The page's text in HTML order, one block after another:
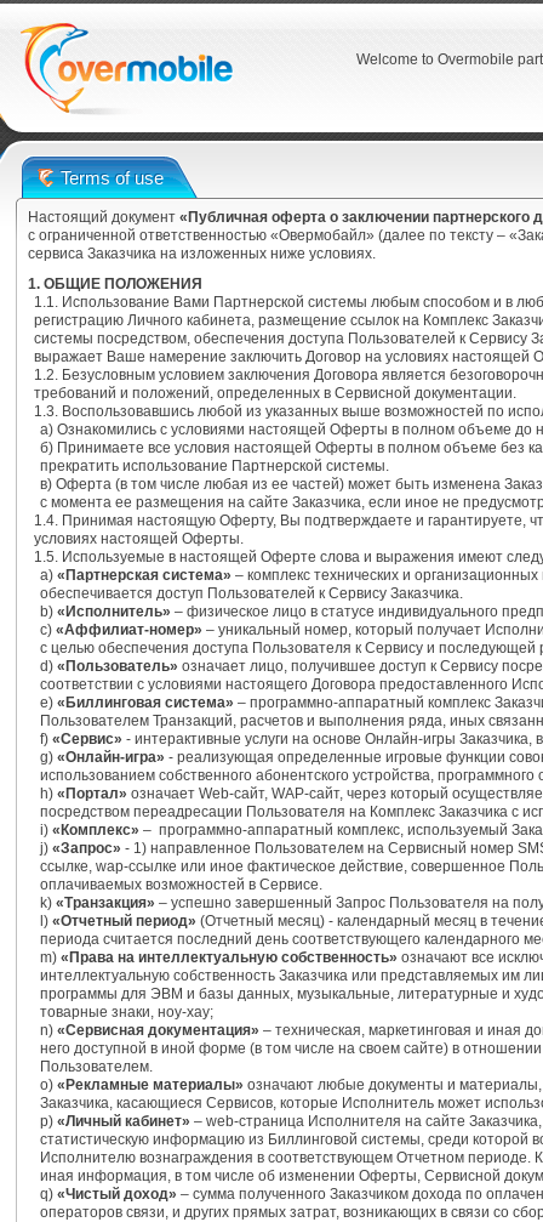
Welcome to Overmobile
Terms of use
Настоящий документ «Публичная оферта о заключении партнерского
с ограниченной ответственностью «Овермобайл» (далее по тексту –
сервиса Заказчика на изложенных ниже условиях.
1. ОБЩИЕ ПОЛОЖЕНИЯ
1.1. Использование Вами Партнерской системы любым способом и в
регистрацию Личного кабинета, размещение ссылок на Комплекс
системы посредством, обеспечения доступа Пользователей к Сервису
выражает Ваше намерение заключить Договор на условиях настоящей
1.2. Безусловным условием заключения Договора является
требований и положений, определенных в Сервисной документации.
1.3. Воспользовавшись любой из указанных выше возможностей по
а) Ознакомились с условиями настоящей Оферты в полном объеме до
б) Принимаете все условия настоящей Оферты в полном объеме без
прекратить использование Партнерской системы.
в) Оферта (в том числе любая из ее частей) может быть изменена
с момента ее размещения на сайте Заказчика, если иное не
1.4. Принимая настоящую Оферту, Вы подтверждаете и гарантируете,
условиях настоящей Оферты.
1.5. Используемые в настоящей Оферте слова и выражения имеют
а) «Партнерская система» – комплекс технических и
обеспечивается доступ Пользователей к Сервису Заказчика.
b) «Исполнитель» – физическое лицо в статусе индивидуального
c) «Аффилиат-номер» – уникальный номер, который получает
с целью обеспечения доступа Пользователя к Сервису и
d) «Пользователь» означает лицо, получившее доступ к Сервису
соответствии с условиями настоящего Договора предоставленного
e) «Биллинговая система» – программно-аппаратный комплекс
Пользователем Транзакций, расчетов и выполнения ряда, иных
f) «Сервис» - интерактивные услуги на основе Онлайн-игры
g) «Онлайн-игра» - реализующая определенные игровые функции
использованием собственного абонентского устройства,
h) «Портал» означает Web-сайт, WAP-сайт, через который
посредством переадресации Пользователя на Комплекс Заказчика с
i) «Комплекс» – программно-аппаратный комплекс, используемый
j) «Запрос» - 1) направленное Пользователем на Сервисный номер
ссылке, wap-ссылке или иное фактическое действие, совершенное
оплачиваемых возможностей в Сервисе.
k) «Транзакция» – успешно завершенный Запрос Пользователя на
l) «Отчетный период» (Отчетный месяц) - календарный месяц в
периода считается последний день соответствующего календарного
m) «Права на интеллектуальную собственность» означают все
интеллектуальную собственность Заказчика или представляемых им
программы для ЭВМ и базы данных, музыкальные, литературные и
товарные знаки, ноу-хау;
n) «Сервисная документация» – техническая, маркетинговая и иная
него доступной в иной форме (в том числе на своем сайте) в
Пользователем.
o) «Рекламные материалы» означают любые документы и
Заказчика, касающиеся Сервисов, которые Исполнитель может
p) «Личный кабинет» – web-страница Исполнителя на сайте
статистическую информацию из Биллинговой системы, среди
Исполнителю вознаграждения в соответствующем Отчетном периоде.
иная информация, в том числе об изменении Оферты, Сервисной
q) «Чистый доход» – сумма полученного Заказчиком дохода по
операторов связи, и других прямых затрат, возникающих в связи со